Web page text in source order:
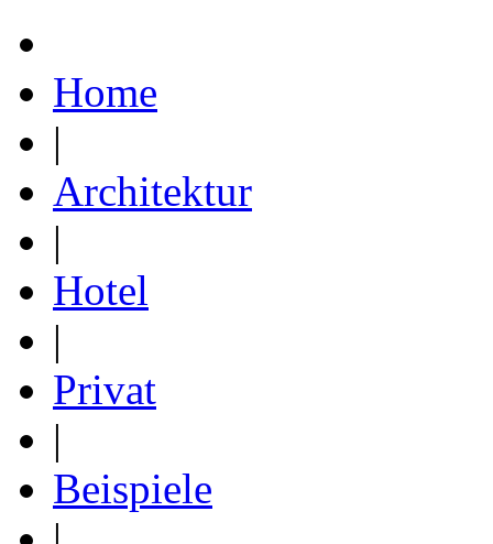
Home
|
Architektur
|
Hotel
|
Privat
|
Beispiele